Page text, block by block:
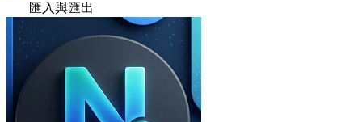
匯入與匯出